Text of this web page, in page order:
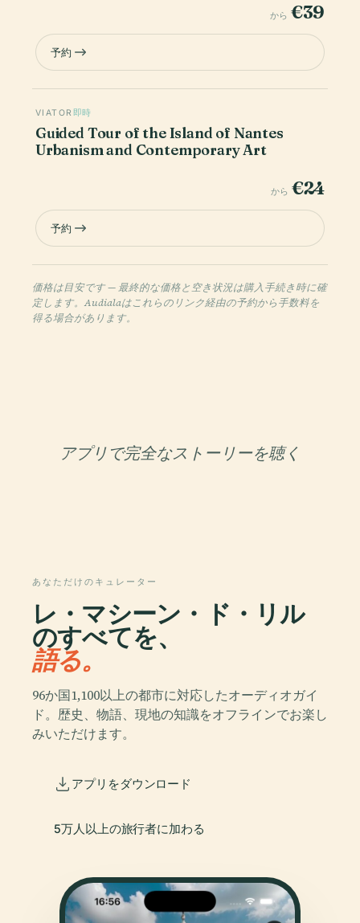
から €39
予約
VIATOR 即時
Guided Tour of the Island of Nantes
Urbanism and Contemporary Art
から €24
予約
価格は目安です — 最終的な価格と空き状況は購入手続き時に確
定します。Audialaはこれらのリンク経由の予約から手数料を
得る場合があります。
アプリで完全なストーリーを聴く
あなただけのキュレーター
レ・マシーン・ド・リル
のすべてを、
語る。
96か国1,100以上の都市に対応したオーディオガイ
ド。歴史、物語、現地の知識をオフラインでお楽し
みいただけます。
アプリをダウンロード
5万人以上の旅行者に加わる